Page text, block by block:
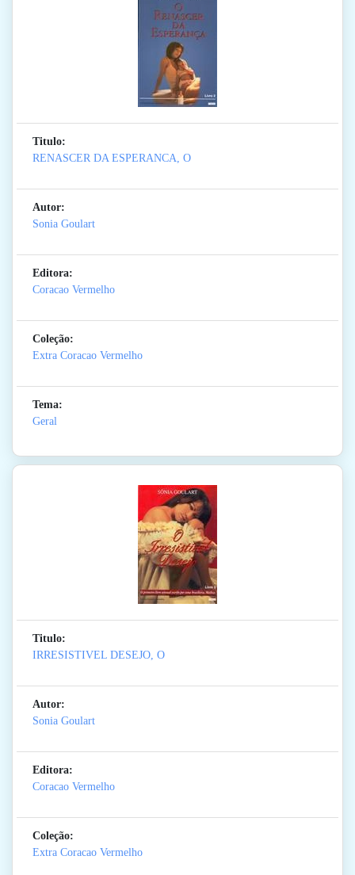
Titulo:
RENASCER DA ESPERANCA, O
Autor:
Sonia Goulart
Editora:
Coracao Vermelho
Coleção:
Extra Coracao Vermelho
Tema:
Geral
Titulo:
IRRESISTIVEL DESEJO, O
Autor:
Sonia Goulart
Editora:
Coracao Vermelho
Coleção:
Extra Coracao Vermelho